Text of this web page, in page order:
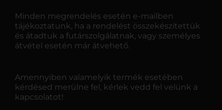
Minden megrendelés esetén e-mailben
tájékoztatunk, ha a rendelést összekészítettük
és átadtuk a futárszolgálatnak, vagy személyes
átvétel esetén már átvehető.
Amennyiben valamelyik termék esetében
kérdésed merülne fel, kérlek vedd fel velünk a
kapcsolatot!